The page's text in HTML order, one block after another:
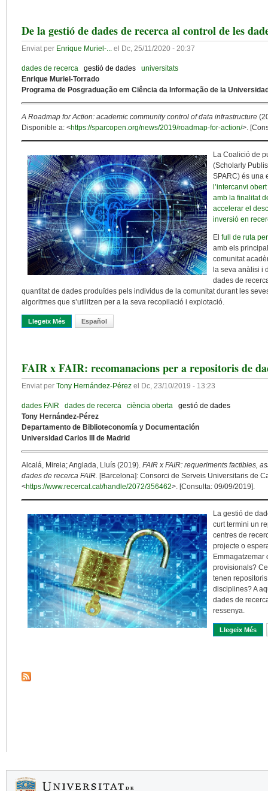
De la gestió de dades de recerca al control de les
Enviat per Enrique Muriel-... el Dc, 25/11/2020 - 20:37
dades de recerca gestió de dades
universitats
Enrique Muriel-Torrado
Programa de Posgraduação em Ciência da Informação de la
A Roadmap for Action: academic community control of data infrastructure
Disponible a: <https://sparcopen.org/news/2019/roadmap-for-action/>.
La Coalició de
(Scholarly
SPARC) és una
l’intercanvi
amb la finalitat
accelerar el
inversió en
El full de ruta
amb els
comunitat
la seva anàlisi i
dades de
quantitat de dades produïdes pels individus de la comunitat durant les
algoritmes que s’utilitzen per a la seva recopilació i explotació.
Llegeix Més Sobre De La Gestió De Dades De Recerca Al Control De Les
Español
FAIR x FAIR: recomanacions per a repositoris de
Enviat per Tony Hernández-Pérez el Dc, 23/10/2019 - 13:23
dades FAIR dades de recerca ciència oberta
gestió de dades
Tony Hernández-Pérez
Departamento de Biblioteconomía y Documentación
Universidad Carlos III de Madrid
Alcalá, Mireia; Anglada, Lluís (2019). FAIR x FAIR: requeriments factibles,
dades de recerca FAIR. [Barcelona]: Consorci de Serveis Universitaris de
<https://www.recercat.cat/handle/2072/356462>. [Consulta: 09/09/2019].
La gestió de
curt termini un
centres de
projecte o
Emmagatzemar
provisionals?
tenen
disciplines? A
dades de
ressenya.
Llegeix Més